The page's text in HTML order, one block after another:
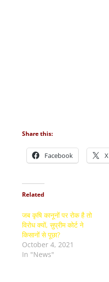
Share this:
Facebook X
Related
जब कृषि कानूनों पर रोक है तो
विरोध क्यों, सुप्रीम कोर्ट ने
किसानों से पूछा?
October 4, 2021
In "News"